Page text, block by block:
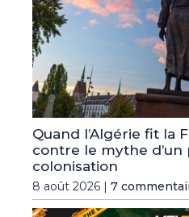
Quand l’Algérie fit la
contre le mythe d’un
colonisation
8 août 2026 | 7